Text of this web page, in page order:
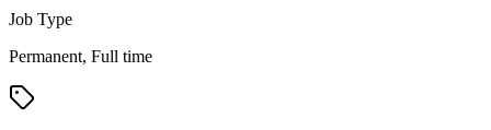
Job Type
Permanent, Full time